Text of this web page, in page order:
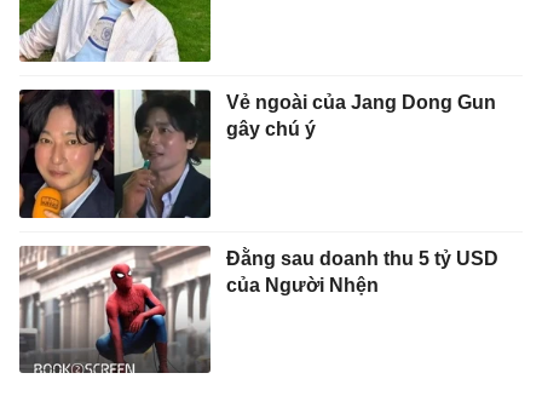
Vẻ ngoài của Jang Dong Gun
gây chú ý
Đằng sau doanh thu 5 tỷ USD
của Người Nhện